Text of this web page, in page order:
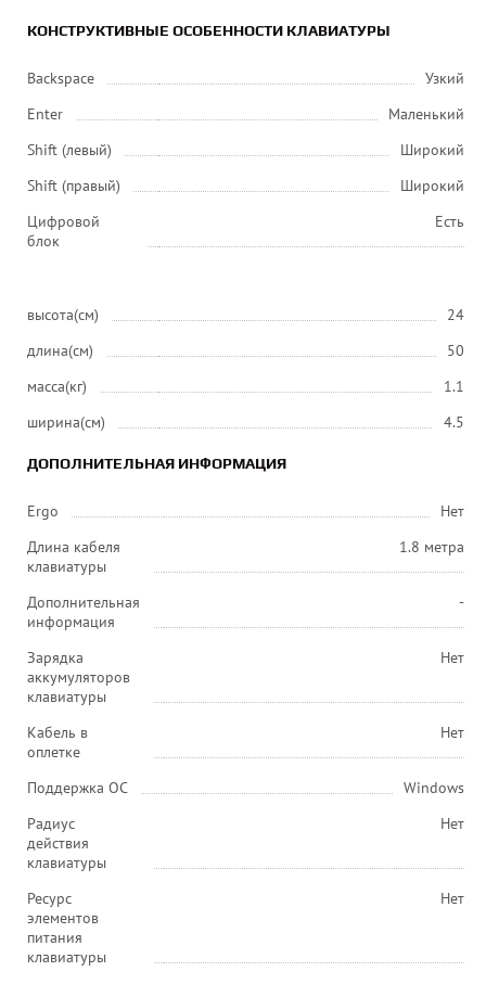
КОНСТРУКТИВНЫЕ ОСОБЕННОСТИ КЛАВИАТУРЫ
Backspace
Узкий
Enter
Маленький
Shift (левый)
Широкий
Shift (правый)
Широкий
Цифровой
блок
Есть
высота(см)
24
длина(см)
50
масса(кг)
1.1
ширина(см)
4.5
ДОПОЛНИТЕЛЬНАЯ ИНФОРМАЦИЯ
Ergo
Нет
Длина кабеля
клавиатуры
1.8 метра
Дополнительная
информация
-
Зарядка
аккумуляторов
клавиатуры
Нет
Кабель в
оплетке
Нет
Поддержка ОС
Windows
Радиус
действия
клавиатуры
Нет
Ресурс
элементов
питания
клавиатуры
Нет